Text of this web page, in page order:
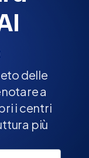
delle
a
i centri
più